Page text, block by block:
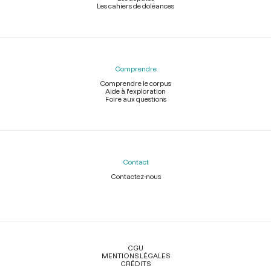
Les cahiers de doléances
Comprendre
Comprendre le corpus
Aide à l'exploration
Foire aux questions
Contact
Contactez-nous
Légal
CGU
MENTIONS LÉGALES
CRÉDITS